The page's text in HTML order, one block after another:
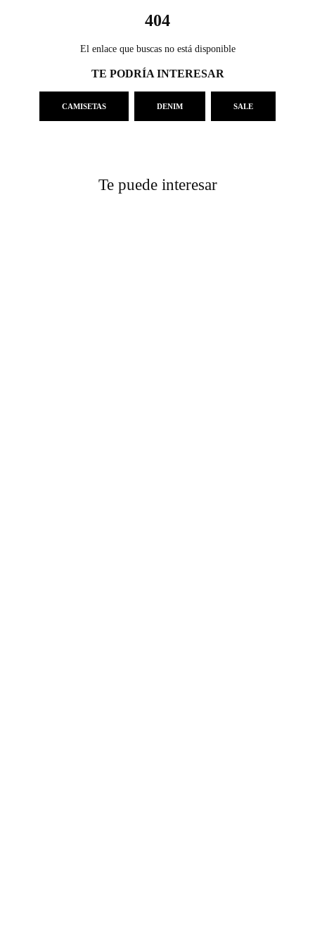
404
El enlace que buscas no está disponible
TE PODRÍA INTERESAR
CAMISETAS DENIM SALE
Te puede interesar